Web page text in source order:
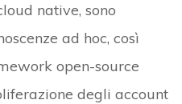
native, sono
ad hoc, così
open-source
degli account